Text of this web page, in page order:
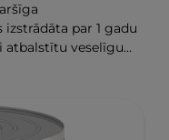
par 1 gadu
atbalstītu veselīgu